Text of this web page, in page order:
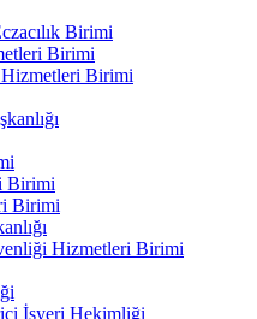
Birimi
Birimi
Hizmetleri Birimi
Birimi
Birimi
Hizmetleri Birimi
İşyeri Hekimliği